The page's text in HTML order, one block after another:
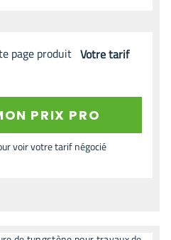
Votre tarif
PRIX PRO
voir votre tarif négocié